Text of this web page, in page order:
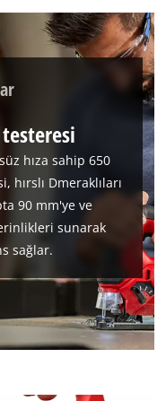
yüklemek için
var!
to load due
disclosed to the
needs to setup
to add this content
used.
Consent
Platform
hıza sahip 650
hırslı Dmeraklıları
90 mm'ye ve
sunarak
sağlar.